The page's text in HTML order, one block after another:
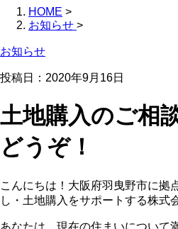
HOME >
お知らせ >
お知らせ
投稿日：2020年9月16日
土地購入のご相
どうぞ！
こんにちは！大阪府羽曳野市に拠
し・土地購入をサポートする株式
あなたは、現在の住まいについて